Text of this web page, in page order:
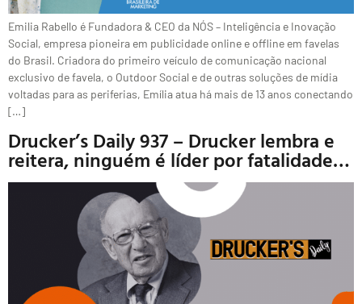
Emilia Rabello é Fundadora & CEO da NÓS – Inteligência e Inovação
Social, empresa pioneira em publicidade online e offline em favelas
do Brasil. Criadora do primeiro veículo de comunicação nacional
exclusivo de favela, o Outdoor Social e de outras soluções de mídia
voltadas para as periferias, Emília atua há mais de 13 anos conectando
[…]
Drucker’s Daily 937 – Drucker lembra e
reitera, ninguém é líder por fatalidade…